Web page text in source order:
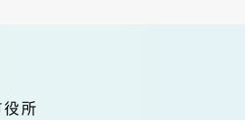
所